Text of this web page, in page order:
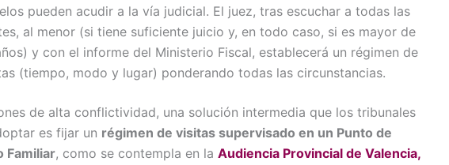
pueden acudir a la vía judicial. El juez, tras escuchar a todas las
al menor (si tiene suficiente juicio y, en todo caso, si es mayor de
y con el informe del Ministerio Fiscal, establecerá un régimen de
(tiempo, modo y lugar) ponderando todas las circunstancias.
de alta conflictividad, una solución intermedia que los tribunales
es fijar un régimen de visitas supervisado en un Punto de
Familiar, como se contempla en la Audiencia Provincial de Valencia,